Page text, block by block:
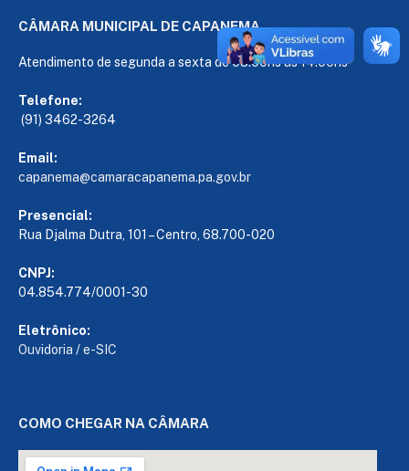
CÂMARA MUNICIPAL DE CAPANEMA
Atendimento de segunda a sexta de 08:00hs às 14:00hs
Telefone:
(91) 3462-3264
Email:
capanema@camaracapanema.pa.gov.br
Presencial:
Rua Djalma Dutra, 101 – Centro, 68.700-020
CNPJ:
04.854.774/0001-30
Eletrônico:
Ouvidoria /e-SIC
COMO CHEGAR NA CÂMARA